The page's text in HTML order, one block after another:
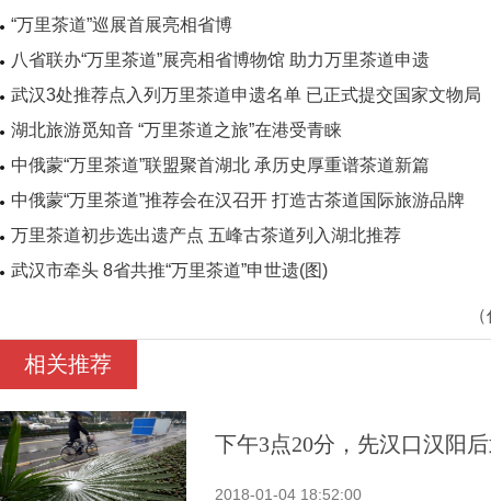
“万里茶道”巡展首展亮相省博
八省联办“万里茶道”展亮相省博物馆 助力万里茶道申遗
武汉3处推荐点入列万里茶道申遗名单 已正式提交国家文物局
湖北旅游觅知音 “万里茶道之旅”在港受青睐
中俄蒙“万里茶道”联盟聚首湖北 承历史厚重谱茶道新篇
中俄蒙“万里茶道”推荐会在汉召开 打造古茶道国际旅游品牌
万里茶道初步选出遗产点 五峰古茶道列入湖北推荐
武汉市牵头 8省共推“万里茶道”申世遗(图)
相关推荐
下午3点20分，先汉口汉阳
2018-01-04 18:52:00